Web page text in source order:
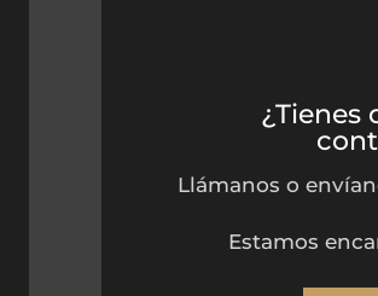
¿Tienes
Llámanos o
Estamos